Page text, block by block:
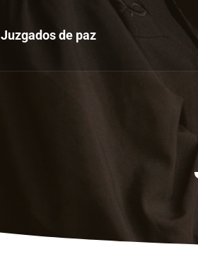
Juzgados de paz